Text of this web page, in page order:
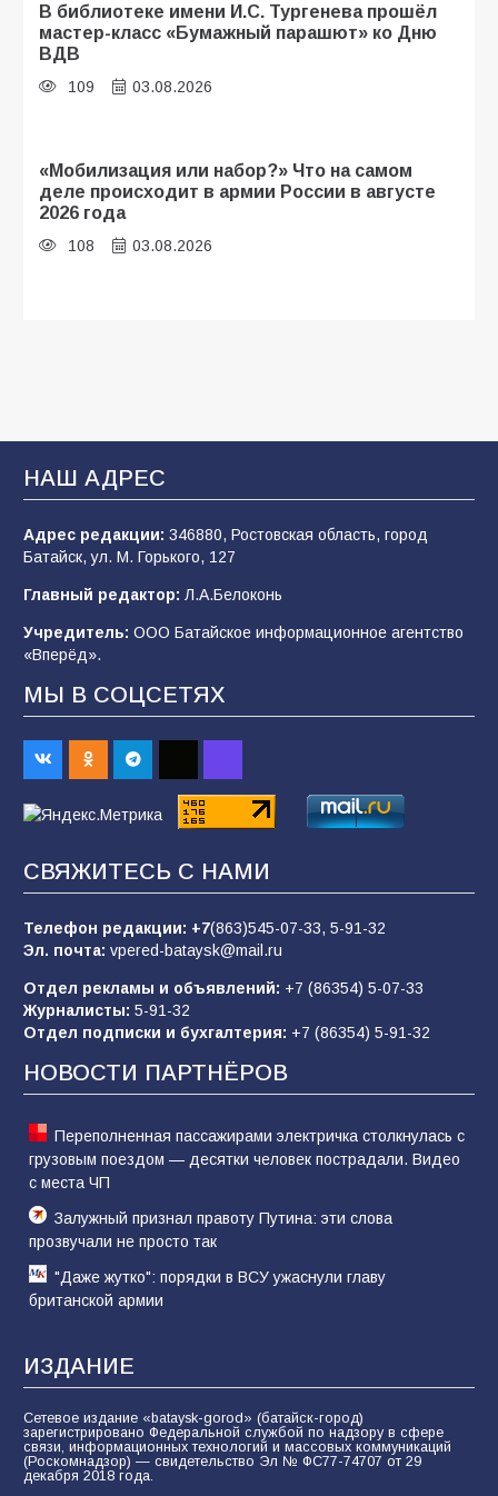
В библиотеке имени И.С. Тургенева прошёл
мастер-класс «Бумажный парашют» ко Дню
ВДВ
109 03.08.2026
«Мобилизация или набор?» Что на самом
деле происходит в армии России в августе
2026 года
108 03.08.2026
В Батайске продолжаются дорожные работы
107 04.08.2026
строительные профессии в ходе
спортивного праздника
90
«Слухами Москву не возьмёшь»: почему
заявления Киева о мобилизации — это
отчаяние, а не разведка
83 02.08.2026
Батайчане вышли в финал Всероссийского
конкурса «Большая перемена»
62 04.08.2026
Командовал боем до последнего: герой
61 05.08.2026
НАШ АДРЕС
Адрес редакции: 346880, Ростовская область, город
Батайск, ул. М. Горького, 127
Главный редактор: Л.А.Белоконь
Учредитель: ООО Батайское информационное агентство
«Вперёд».
МЫ В СОЦСЕТЯХ
СВЯЖИТЕСЬ С НАМИ
Телефон редакции: +7(863)545-07-33, 5-91-32
Эл. почта: vpered-bataysk@mail.ru
Отдел рекламы и объявлений: +7 (86354) 5-07-33
Журналисты: 5-91-32
Отдел подписки и бухгалтерия: +7 (86354) 5-91-32
НОВОСТИ ПАРТНЁРОВ
Переполненная пассажирами электричка столкнулась с
грузовым поездом — десятки человек пострадали. Видео
с места ЧП
Залужный признал правоту Путина: эти слова
прозвучали не просто так
"Даже жутко": порядки в ВСУ ужаснули главу
британской армии
ИЗДАНИЕ
Сетевое издание «bataysk-gorod» (батайск-город)
зарегистрировано Федеральной службой по надзору в сфере
связи, информационных технологий и массовых коммуникаций
(Роскомнадзор) — свидетельство Эл № ФС77-74707 от 29
декабря 2018 года.